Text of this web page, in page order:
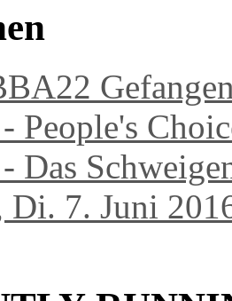
People's
Das
7. Juni